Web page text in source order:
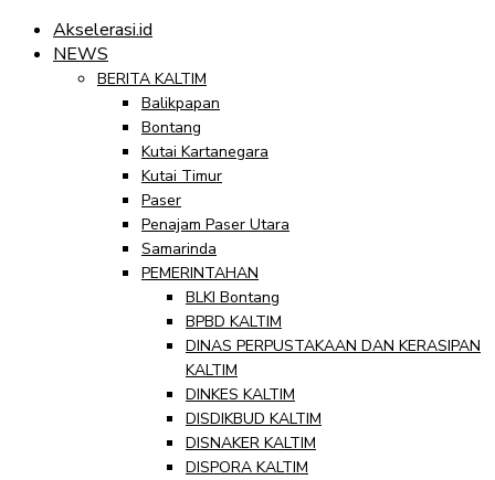
Akselerasi.id
NEWS
BERITA KALTIM
Balikpapan
Bontang
Kutai Kartanegara
Kutai Timur
Paser
Penajam Paser Utara
Samarinda
PEMERINTAHAN
BLKI Bontang
BPBD KALTIM
DINAS PERPUSTAKAAN DAN KERASIPAN
KALTIM
DINKES KALTIM
DISDIKBUD KALTIM
DISNAKER KALTIM
DISPORA KALTIM